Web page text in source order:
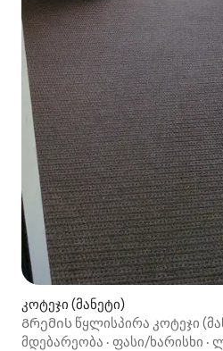
კოტეჯი (მანეტი)
Გრემის წყლისპირა კოტეჯი
მდებარეობა · ფასი/ხარისხი ·